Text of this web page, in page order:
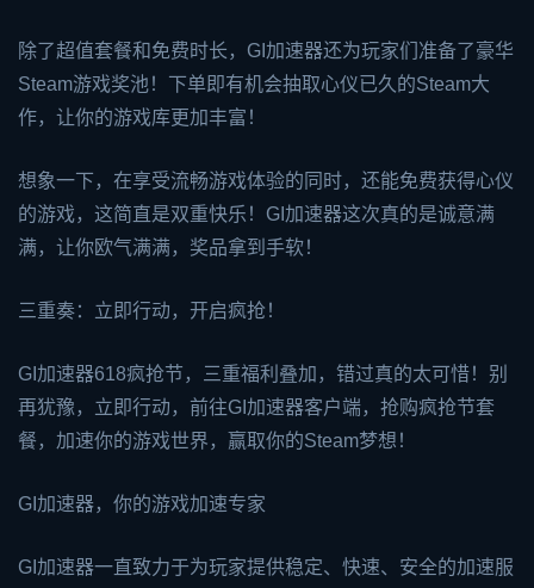
除了超值套餐和免费时长，GI加速器还为玩家们准备了豪华
Steam游戏奖池！下单即有机会抽取心仪已久的Steam大
作，让你的游戏库更加丰富！
想象一下，在享受流畅游戏体验的同时，还能免费获得心仪
的游戏，这简直是双重快乐！GI加速器这次真的是诚意满
满，让你欧气满满，奖品拿到手软！
三重奏：立即行动，开启疯抢！
GI加速器618疯抢节，三重福利叠加，错过真的太可惜！别
再犹豫，立即行动，前往GI加速器客户端，抢购疯抢节套
餐，加速你的游戏世界，赢取你的Steam梦想！
GI加速器，你的游戏加速专家
GI加速器一直致力于为玩家提供稳定、快速、安全的加速服